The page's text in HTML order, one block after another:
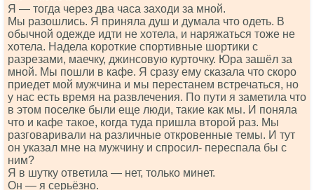
Я — тогда через два часа заходи за мной.
Мы разошлись. Я приняла душ и думала что одеть. В
обычной одежде идти не хотела, и наряжаться тоже не
хотела. Надела короткие спортивные шортики с
разрезами, маечку, джинсовую курточку. Юра зашёл за
мной. Мы пошли в кафе. Я сразу ему сказала что скоро
приедет мой мужчина и мы перестанем встречаться, но
у нас есть время на развлечения. По пути я заметила что
в этом поселке были еще люди, такие как мы. И поняла
что и кафе такое, когда туда пришла второй раз. Мы
разговаривали на различные откровенные темы. И тут
он указал мне на мужчину и спросил- переспала бы с
ним?
Я в шутку ответила — нет, только минет.
Он — я серьёзно.